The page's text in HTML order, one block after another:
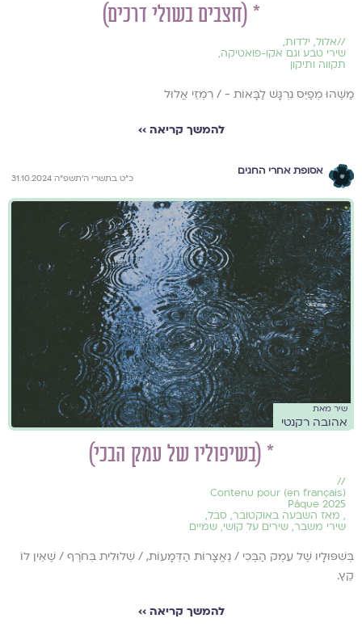
* (חצבים בשולי דרכים)
//אלול, ילדוּת,
שירי טבע וגם אקו-פואטיקה,
תקווה ותיקון
מַשֶּׁהוּ מְפַיֵּס נִרְגָּשׁ לַבָּאוֹת - / רִמְזֵי אֱלוּל
להמשך קריאה ››
אסופת אחרי החגים
כ״ט בתשרי ה׳תשפ״ה 31.10.2024
שיר מאת
אהובה רקנטי
* (בשיפוליו של עמק הבכי)
//
(en français) Contenu pour
Pâque 2025
, מאז השבעה באוקטובר, סבל,
שירי משבר, שירים על קושי, שמיים
בְּשִׁפּוּלָיו שֶׁל עֵמֶק הַבֶּכִי / נֶאֱצָרוֹת הַדְּמָעוֹת, / שְׁלוּלִית בְּחֹרֶף / שֶׁאֵין לוֹ
קֵץ.
להמשך קריאה ››